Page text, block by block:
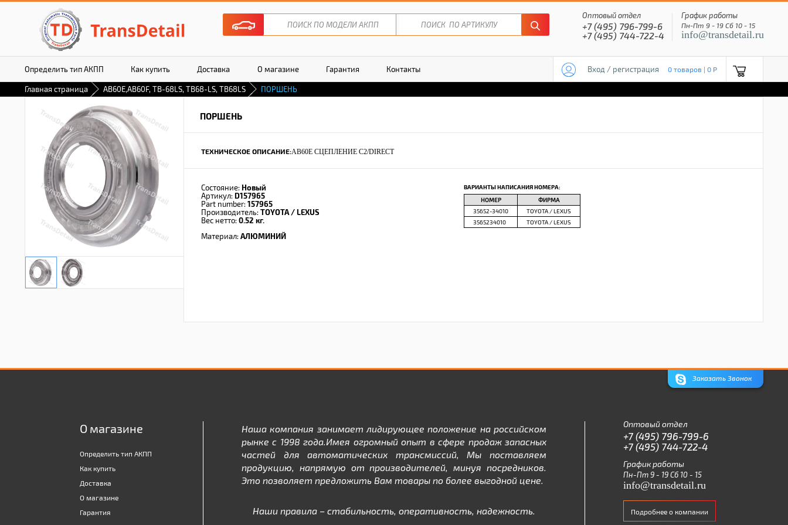
Оптовый отдел
+7 (495) 796-799-6
+7 (495) 744-722-4
График работы
Пн-Пт 9 - 19 Сб 10 - 15
info@transdetail.ru
Определить тип АКПП Как купить Доставка О магазине Гарантия Контакты Вход / регистрация 0 товаров | 0 P
Главная страница AB60E,AB60F, TB-68LS, TB68-LS, TB68LS ПОРШЕНЬ
ПОРШЕНЬ
ТЕХНИЧЕСКОЕ ОПИСАНИЕ:AB60E СЦЕПЛЕНИЕ C2/DIRECT
Состояние: Новый
Артикул: D157965
Part number: 157965
Производитель: TOYOTA / LEXUS
Вес нетто: 0.52 кг.
Материал: АЛЮМИНИЙ
ВАРИАНТЫ НАПИСАНИЯ НОМЕРА:
НОМЕР
ФИРМА
35652-34010
TOYOTA / LEXUS
3565234010
TOYOTA / LEXUS
Заказать Звонок
О магазине
Определить тип АКПП
Как купить
Доставка
О магазине
Гарантия
Наша компания занимает лидирующее положение на российском
рынке с 1998 года.Имея огромный опыт в сфере продаж запасных
частей для автоматических трансмиссий, Мы поставляем
продукцию, напрямую от производителей, минуя посредников.
Это позволяет предложить Вам товары по более выгодной цене.
Наши правила – стабильность, оперативность, надежность.
Оптовый отдел
+7 (495) 796-799-6
+7 (495) 744-722-4
График работы
Пн-Пт 9 - 19 Сб 10 - 15
info@transdetail.ru
Подробнее о компании